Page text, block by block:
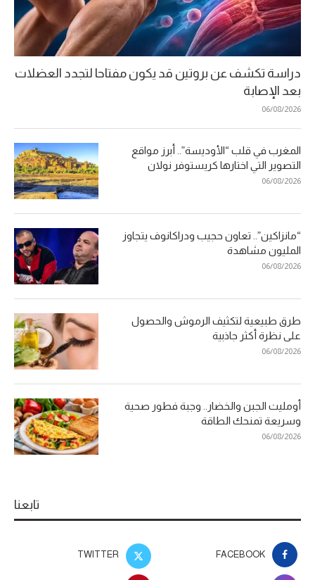
دراسة تكشف عن بروتين قد يكون مفتاحا لتجدد العضلات
بعد الإصابة
06/08/2026
المغرب في قلب “الأوديسة”.. أبرز مواقع
التصوير التي اختارها كريستوفر نولان
06/08/2026
“مانزاكين”.. تعاون حجيب ودراكانوف يتجاوز
المليون مشاهدة
06/08/2026
طرق طبيعية لتكثيف الرموش والحصول
على نظرة أكثر جاذبية
06/08/2026
أومليت الجبن والخضار.. وجبة فطور صحية
وسريعة تمنحك الطاقة
06/08/2026
تابعنا
FACEBOOK
TWITTER